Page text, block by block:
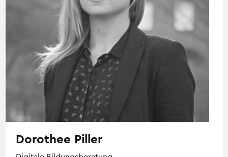
Dorothee Piller